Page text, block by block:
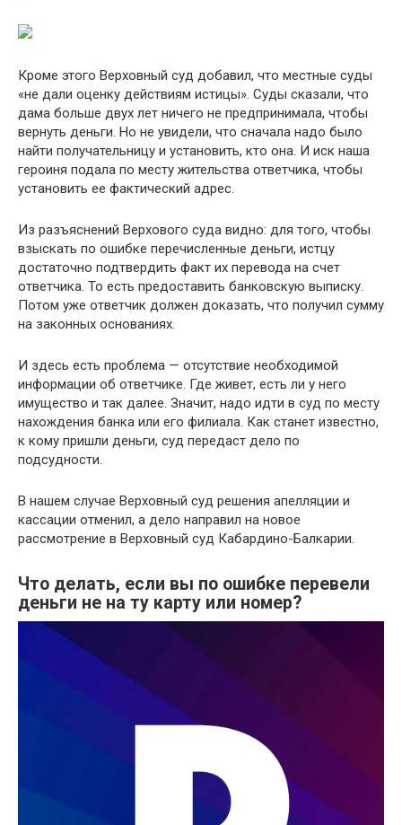
Кроме этого Верховный суд добавил, что местные суды
«не дали оценку действиям истицы». Суды сказали, что
дама больше двух лет ничего не предпринимала, чтобы
вернуть деньги. Но не увидели, что сначала надо было
найти получательницу и установить, кто она. И иск наша
героиня подала по месту жительства ответчика, чтобы
установить ее фактический адрес.
Из разъяснений Верхового суда видно: для того, чтобы
взыскать по ошибке перечисленные деньги, истцу
достаточно подтвердить факт их перевода на счет
ответчика. То есть предоставить банковскую выписку.
Потом уже ответчик должен доказать, что получил сумму
на законных основаниях.
И здесь есть проблема — отсутствие необходимой
информации об ответчике. Где живет, есть ли у него
имущество и так далее. Значит, надо идти в суд по месту
нахождения банка или его филиала. Как станет известно,
к кому пришли деньги, суд передаст дело по
подсудности.
В нашем случае Верховный суд решения апелляции и
кассации отменил, а дело направил на новое
рассмотрение в Верховный суд Кабардино-Балкарии.
Что делать, если вы по ошибке перевели
деньги не на ту карту или номер?